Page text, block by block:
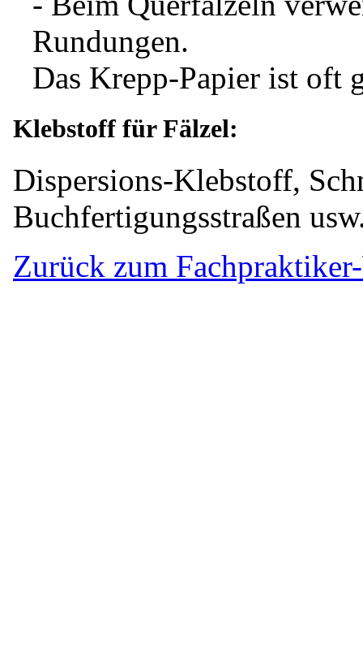
Rundungen.
Das Krepp-Papier ist oft
Klebstoff für Fälzel:
Dispersions-Klebstoff,
Buchfertigungsstraßen
Zurück zum